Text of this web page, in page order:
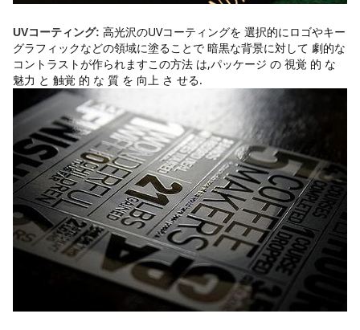
UVコーティング: 高光沢のUVコーティングを 選択的にロゴやキー
グラフィックなどの領域に塗ることで 暗黒な背景に対して 劇的な
コントラストが作られますこの方法 は,パッケージ の 視覚 的 な
魅力 と 触覚 的 な 質 を 向上 さ せる.